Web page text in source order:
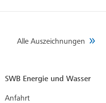
Alle Auszeichnungen
SWB Energie und Wasser
Anfahrt